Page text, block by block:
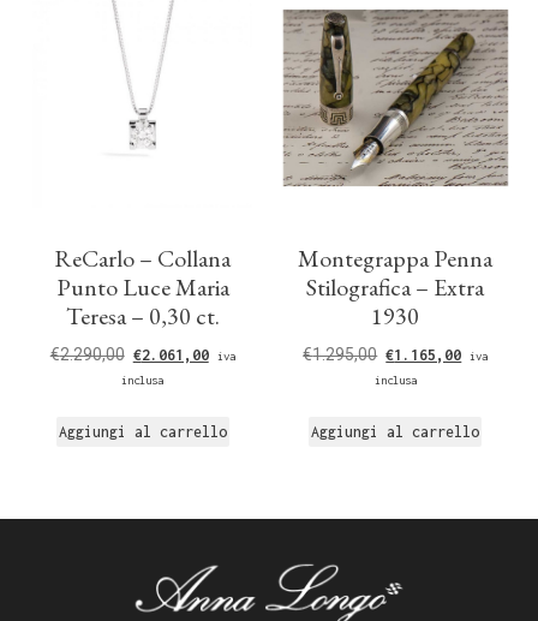
ReCarlo – Collana
Punto Luce Maria
Teresa – 0,30 ct.
€2.290,00 €2.061,00
iva
inclusa
Aggiungi al carrello
Montegrappa Penna
Stilografica – Extra
1930
€1.295,00 €1.165,00
iva
inclusa
Aggiungi al carrello